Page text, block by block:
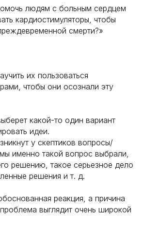
людям с больным сердцем
кардиостимуляторы, чтобы
смерти?»
их пользоваться
чтобы они осознали эту
какой-то один вариант
идеи.
у скептиков вопросы/
именно такой вопрос выбрали,
решению, такое серьезное дело
решения и т. д.
реакция, а причина
выглядит очень широкой